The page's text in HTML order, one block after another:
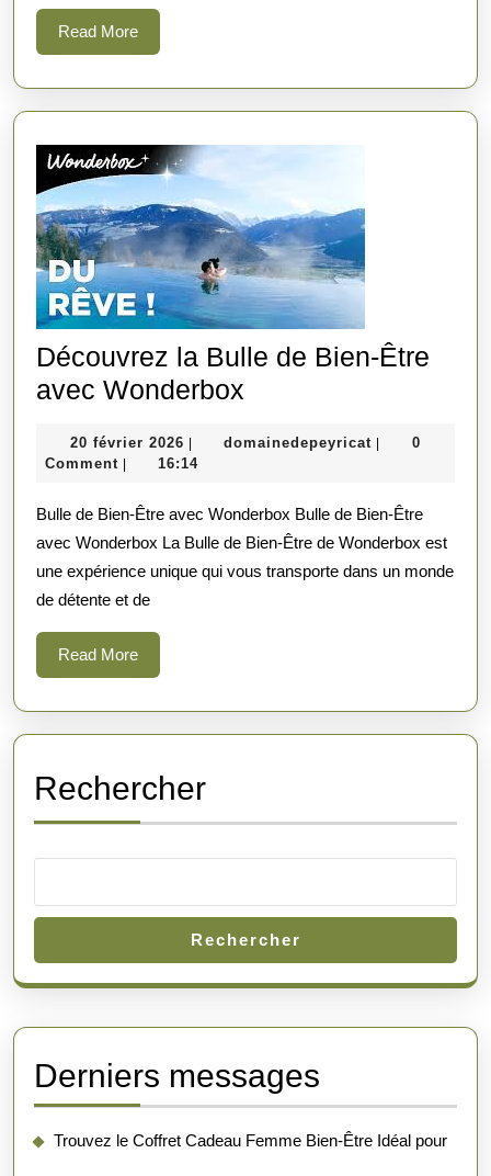
Relaxante
Read MoreRead
More
Découvrez la Bulle de Bien-Être
avec Wonderbox
Bulle
Bien-
Être
avec
20 février 2026 20
février
| domainedepeyricat |
0
Comment | 16:14
Bulle de Bien-Être avec Wonderbox Bulle de Bien-Être
avec Wonderbox La Bulle de Bien-Être de Wonderbox est
une expérience unique qui vous transporte dans un monde
de détente et de
Read MoreRead
More
Rechercher
Rechercher
Derniers messages
Trouvez le Coffret Cadeau Femme Bien-Être Idéal pour